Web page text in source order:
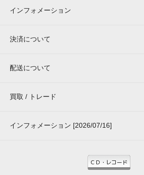
インフォメーション
決済について
配送について
買取 / トレード
インフォメーション [2026/07/16]